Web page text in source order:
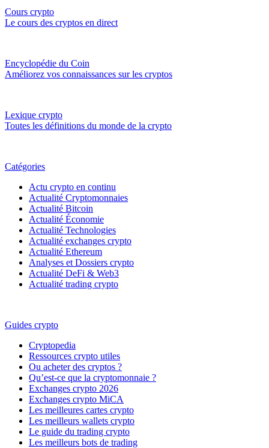
Cours crypto
Le cours des cryptos en direct
Encyclopédie du Coin
Améliorez vos connaissances sur les cryptos
Lexique crypto
Toutes les définitions du monde de la crypto
Catégories
Actu crypto en continu
Actualité Cryptomonnaies
Actualité Bitcoin
Actualité Économie
Actualité Technologies
Actualité exchanges crypto
Actualité Ethereum
Analyses et Dossiers crypto
Actualité DeFi & Web3
Actualité trading crypto
Guides crypto
Cryptopedia
Ressources crypto utiles
Ou acheter des cryptos ?
Qu’est-ce que la cryptomonnaie ?
Exchanges crypto 2026
Exchanges crypto MiCA
Les meilleures cartes crypto
Les meilleurs wallets crypto
Le guide du trading crypto
Les meilleurs bots de trading